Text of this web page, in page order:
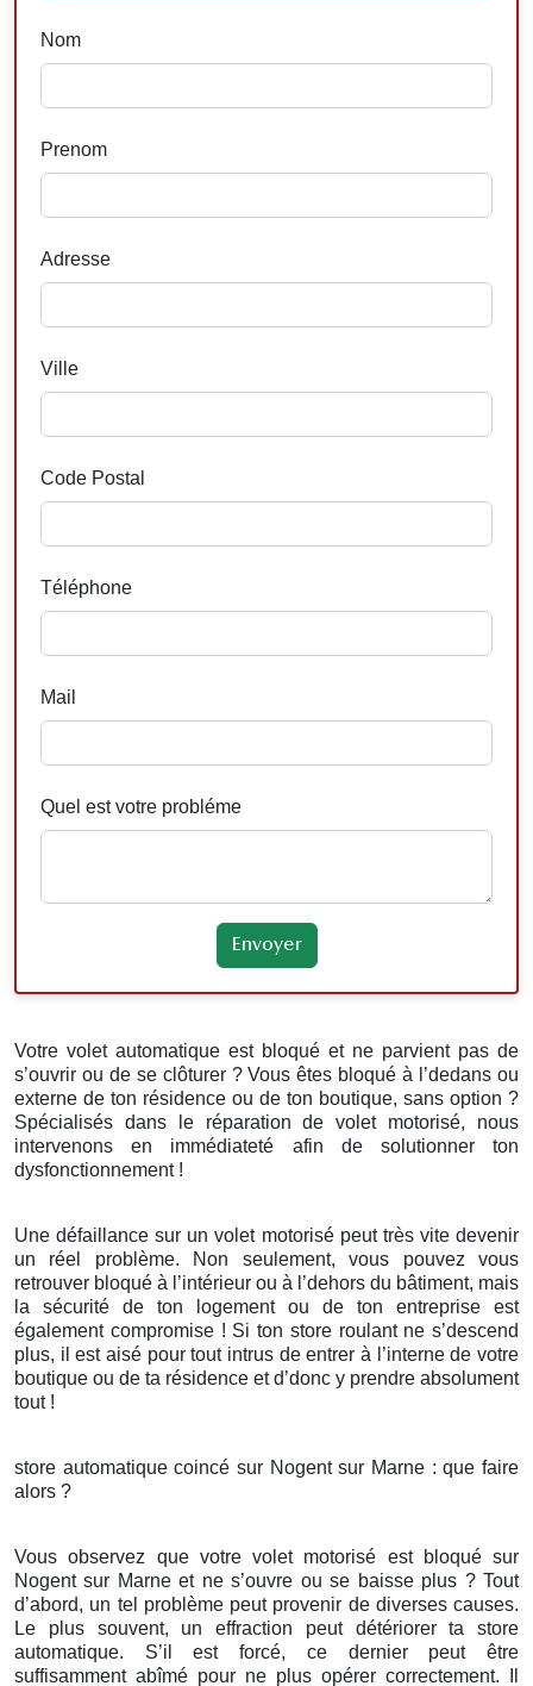
Nom
Prenom
Adresse
Ville
Code Postal
Téléphone
Mail
Quel est votre probléme
Votre volet automatique est bloqué et ne parvient pas de
s’ouvrir ou de se clôturer ? Vous êtes bloqué à l’dedans ou
externe de ton résidence ou de ton boutique, sans option ?
Spécialisés dans le réparation de volet motorisé, nous
intervenons en immédiateté afin de solutionner ton
dysfonctionnement !
Une défaillance sur un volet motorisé peut très vite devenir
un réel problème. Non seulement, vous pouvez vous
retrouver bloqué à l’intérieur ou à l’dehors du bâtiment, mais
la sécurité de ton logement ou de ton entreprise est
également compromise ! Si ton store roulant ne s’descend
plus, il est aisé pour tout intrus de entrer à l’interne de votre
boutique ou de ta résidence et d’donc y prendre absolument
tout !
store automatique coincé sur Nogent sur Marne : que faire
alors ?
Vous observez que votre volet motorisé est bloqué sur
Nogent sur Marne et ne s’ouvre ou se baisse plus ? Tout
d’abord, un tel problème peut provenir de diverses causes.
Le plus souvent, un effraction peut détériorer ta store
automatique. S’il est forcé, ce dernier peut être
suffisamment abîmé pour ne plus opérer correctement. Il